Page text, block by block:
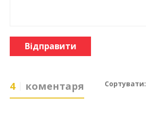
Відправити
4 коментаря Сортувати: